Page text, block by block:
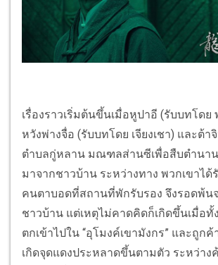
เรื่องราวเริ่มต้นขึ้นเมื่อหูปาอี (รับบทโดย
หวังพ่างจื่อ (รับบทโดย เจียงเชา) และต้
ตำบลกู่หลาน มณฑลส่านซีเพื่อสืบตำนา
มาจากชาวบ้าน ระหว่างทาง พวกเขาได้
คนตาบอดที่สถานที่พักรับรอง จึงรอดพ้น
ชาวบ้าน แต่เหตุไม่คาดคิดก็เกิดขึ้นเมื่อ
ตกเข้าไปใน “อุโมงค์เขามังกร” และถูก
เกิดจุดแดงประหลาดขึ้นตามตัว ระหว่า